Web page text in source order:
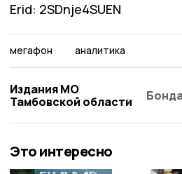
Erid: 2SDnje4SUEN
мегафон аналитика
Издания МО
Тамбовской области
Это интересно